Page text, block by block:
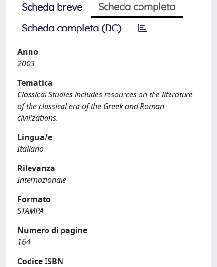
Scheda breve
Scheda completa
Scheda completa (DC)
Anno
2003
Tematica
Classical Studies includes resources on the literature
of the classical era of the Greek and Roman
civilizations.
Lingua/e
Italiano
Rilevanza
Internazionale
Formato
STAMPA
Numero di pagine
164
Codice ISBN